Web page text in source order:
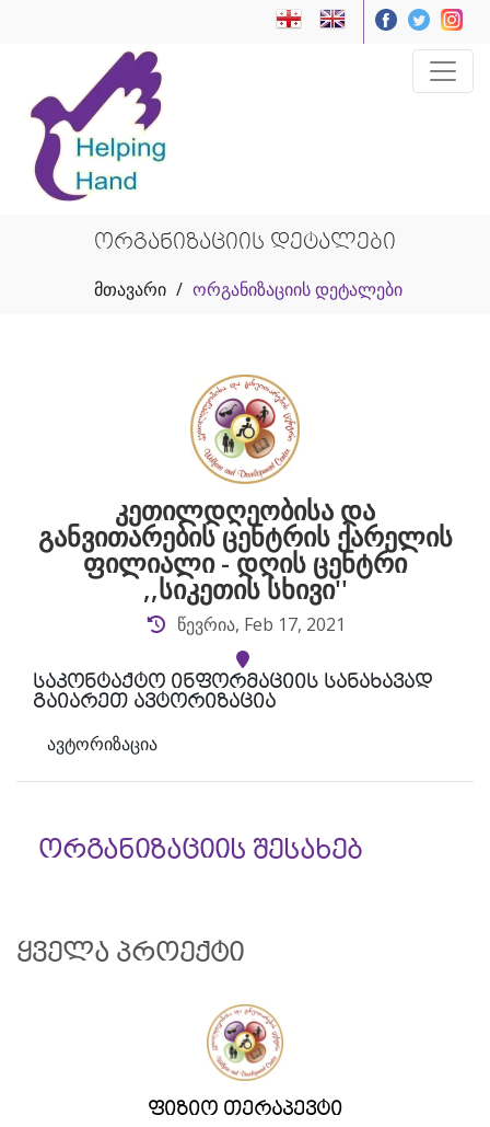
ორგანიზაციის დეტალები
მთავარი / ორგანიზაციის დეტალები
კეთილდღეობისა და
განვითარების ცენტრის ქარელის
ფილიალი - დღის ცენტრი
,,სიკეთის სხივი''
წევრია, Feb 17, 2021
საკონტაქტო ინფორმაციის სანახავად
გაიარეთ ავტორიზაცია
ავტორიზაცია
ორგანიზაციის შესახებ
ყველა პროექტი
ფიზიო თერაპევტი